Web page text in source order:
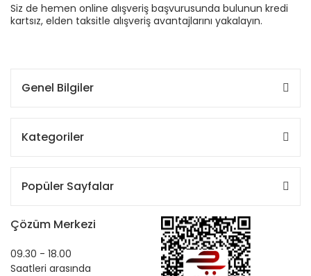
Siz de hemen online alışveriş başvurusunda bulunun kredi
kartsız, elden taksitle alışveriş avantajlarını yakalayın.
Genel Bilgiler
Kategoriler
Popüler Sayfalar
Çözüm Merkezi
09.30 - 18.00
Saatleri arasında